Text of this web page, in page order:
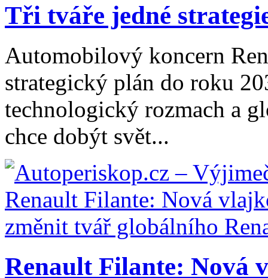
Tři tváře jedné
Automobilový koncern
strategický plán do roku
technologický rozmach a
chce dobýt svět...
Renault Filante: Nová